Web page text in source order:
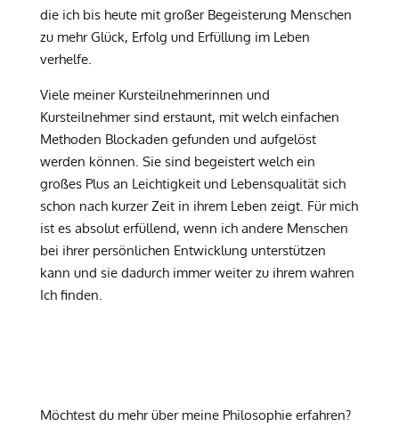
die ich bis heute mit großer Begeisterung Menschen
zu mehr Glück, Erfolg und Erfüllung im Leben
verhelfe.
Viele meiner Kursteilnehmerinnen und
Kursteilnehmer sind erstaunt, mit welch einfachen
Methoden Blockaden gefunden und aufgelöst
werden können. Sie sind begeistert welch ein
großes Plus an Leichtigkeit und Lebensqualität sich
schon nach kurzer Zeit in ihrem Leben zeigt. Für mich
ist es absolut erfüllend, wenn ich andere Menschen
bei ihrer persönlichen Entwicklung unterstützen
kann und sie dadurch immer weiter zu ihrem wahren
Ich finden.
Möchtest du mehr über meine Philosophie erfahren?